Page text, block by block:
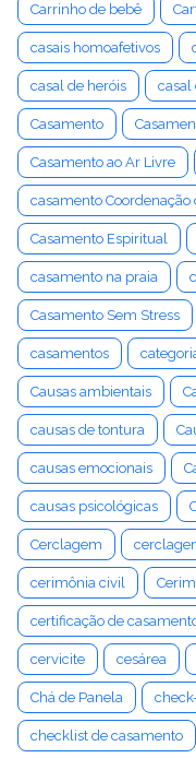
Carrinho de bebê
casais homoafetivos
casal de heróis casal
Casamento
Casamento ao Ar Livre
casamento Coordenação
Casamento Espiritual
casamento na praia
Casamento Sem Stress
casamentos
Causas ambientais
causas de tontura
causas emocionais
causas psicológicas
Cerclagem
cerimônia civil
certificação de
cervicite cesárea
Chá de Panela
checklist de casamento